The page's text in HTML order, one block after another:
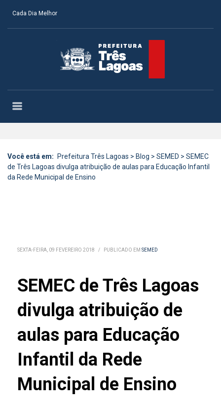
Cada Dia Melhor
Você está em: Prefeitura Três Lagoas > Blog > SEMED > SEMEC
de Três Lagoas divulga atribuição de aulas para Educação Infantil
da Rede Municipal de Ensino
SEXTA-FEIRA, 09 FEVEREIRO 2018 / PUBLICADO EM SEMED
SEMEC de Três Lagoas
divulga atribuição de
aulas para Educação
Infantil da Rede
Municipal de Ensino